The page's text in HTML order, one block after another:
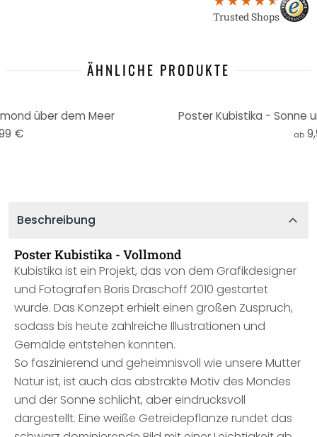
Trusted Shops
ÄHNLICHE PRODUKTE
über dem Meer
€
Poster Kubistika - Sonne
ab
Beschreibung
Poster Kubistika - Vollmond
Kubistika ist ein Projekt, das von dem Grafikdesigner
und Fotografen Boris Draschoff 2010 gestartet
wurde. Das Konzept erhielt einen großen Zuspruch,
sodass bis heute zahlreiche Illustrationen und
Gemälde entstehen konnten.
So faszinierend und geheimnisvoll wie unsere Mutter
Natur ist, ist auch das abstrakte Motiv des Mondes
und der Sonne schlicht, aber eindrucksvoll
dargestellt. Eine weiße Getreidepflanze rundet das